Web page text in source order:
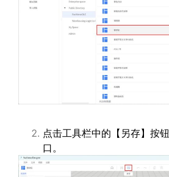
点击工具栏中的【另存】按钮
口。